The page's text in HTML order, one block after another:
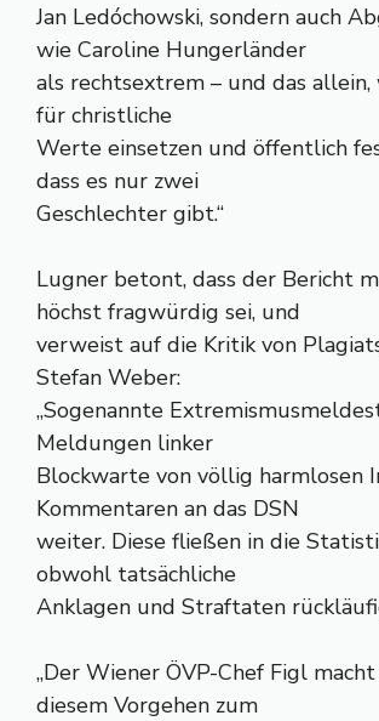
Jan Ledóchowski, sondern auch
wie Caroline Hungerländer
als rechtsextrem – und das allein,
für christliche
Werte einsetzen und öffentlich
dass es nur zwei
Geschlechter gibt.“
Lugner betont, dass der Bericht
höchst fragwürdig sei, und
verweist auf die Kritik von
Stefan Weber:
„Sogenannte
Meldungen linker
Blockwarte von völlig harmlosen
Kommentaren an das DSN
weiter. Diese fließen in die
obwohl tatsächliche
Anklagen und Straftaten
„Der Wiener ÖVP-Chef Figl
diesem Vorgehen zum